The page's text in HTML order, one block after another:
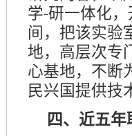
学-研一体化
间，把该实验
地，高层次专
心基地，不断
民兴国提供技
四、近五